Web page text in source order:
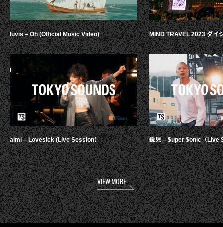
luvis – Oh (Official Music Video)
aimi – Lovesick (Live Session）
MIND TRAVEL 2023 ダイ
鋭児 – $uper $onic（Live
VIEW MORE